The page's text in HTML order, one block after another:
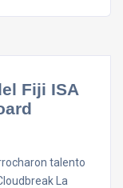
Fiji ISA
talento
La